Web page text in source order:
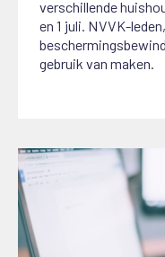
verschillende
en 1 juli. NVVK-
gebruik van maken.